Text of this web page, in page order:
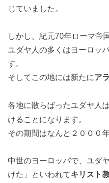
じていました。
しかし、紀元70年ローマ帝
ユダヤ人の多くはヨーロッ
す。
そしてこの地には新たにア
各地に散らばったユダヤ人
けることになります。
その期間はなんと２０００
中世のヨーロッパで、ユダ
けた」といわれてキリスト